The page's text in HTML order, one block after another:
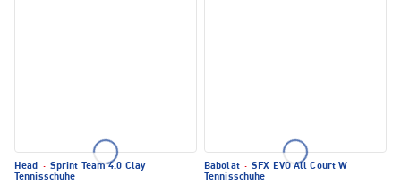
Head · Sprint Team 4.0 Clay
Tennisschuhe
Babolat · SFX EVO All Court W
Tennisschuhe